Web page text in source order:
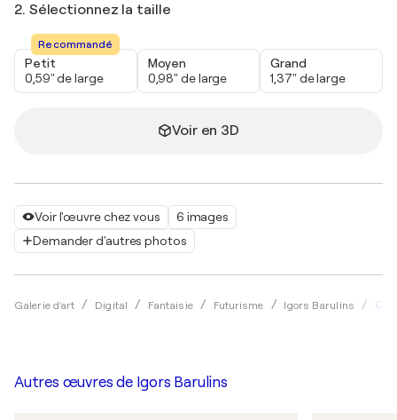
Voir l'œuvre chez vous
6 images
Demander d'autres photos
Galerie d'art Digital Fantaisie Futurisme Igors Barulins
2. Sélectionnez la taille
Recommandé
Petit
0,59" de large
Moyen
0,98" de large
Grand
1,37" de large
Voir en 3D
Autres œuvres de Igors Barulins